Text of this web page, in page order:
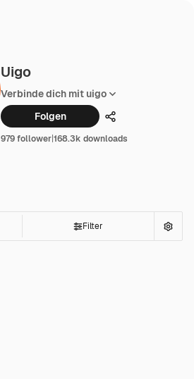
Uigo
Verbinde dich mit uigo
Folgen
Teilen
979 follower|168.3k downloads
Filter